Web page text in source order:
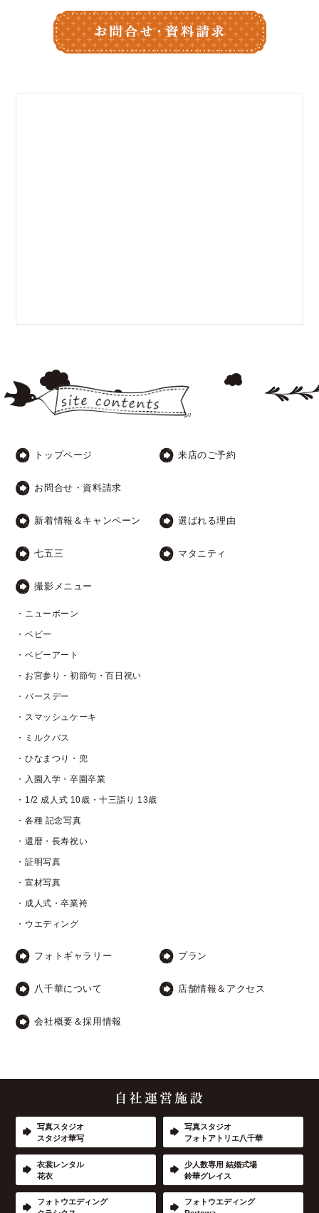
トップページ 来店のご予約
お問合せ・資料請求
新着情報＆キャンペーン 選ばれる理由
七五三 マタニティ
撮影メニュー
・ニューボーン
・ベビー
・ベビーアート
・お宮参り・初節句・百日祝い
・バースデー
・スマッシュケーキ
・ミルクバス
・ひなまつり・兜
・入園入学・卒園卒業
・1/2 成人式 10歳・十三詣り 13歳
・各種 記念写真
・還暦・長寿祝い
・証明写真
・宣材写真
・成人式・卒業袴
・ウエディング
フォトギャラリー プラン
八千華について 店舗情報＆アクセス
会社概要＆採用情報
写真スタジオ
スタジオ華写
写真スタジオ
フォトアトリエ八千華
衣裳レンタル
花衣
少人数専用 結婚式場
鈴華グレイス
フォトウエディング
フォトウエディング